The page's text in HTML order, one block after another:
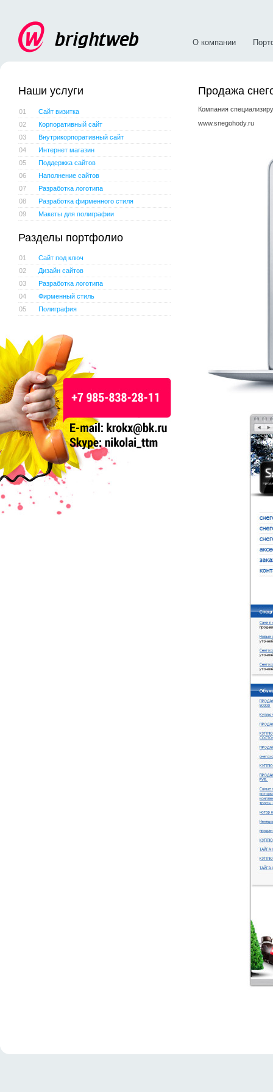
О компании
Продажа
Компания
www.snegohody.ru
Наши услуги
01
Сайт визитка
02
Корпоративный сайт
03
Внутрикорпоративный сайт
04
Интернет магазин
05
Поддержка сайтов
06
Наполнение сайтов
07
Разработка логотипа
08
Разработка фирменного стиля
09
Макеты для полиграфии
Разделы портфолио
01
Сайт под ключ
02
Дизайн сайтов
03
Разработка логотипа
04
Фирменный стиль
05
Полиграфия